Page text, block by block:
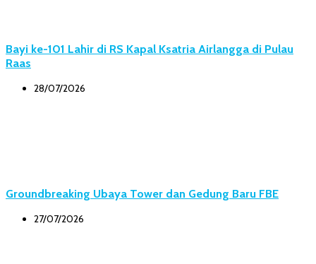
Bayi ke-101 Lahir di RS Kapal Ksatria Airlangga di Pulau
Raas
28/07/2026
Groundbreaking Ubaya Tower dan Gedung Baru FBE
27/07/2026